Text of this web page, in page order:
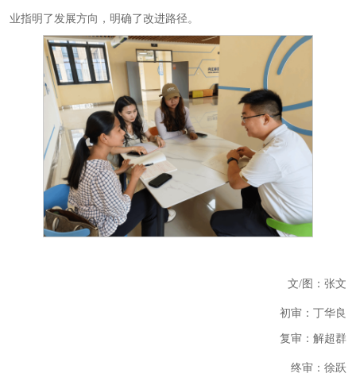
业指明了发展方向，明确了改进路径。
文/图：张文
初审：丁华良
复审：解超群
终审：徐跃